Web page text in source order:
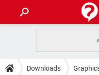
INSTAGRAM
HOW-TO
Downloads